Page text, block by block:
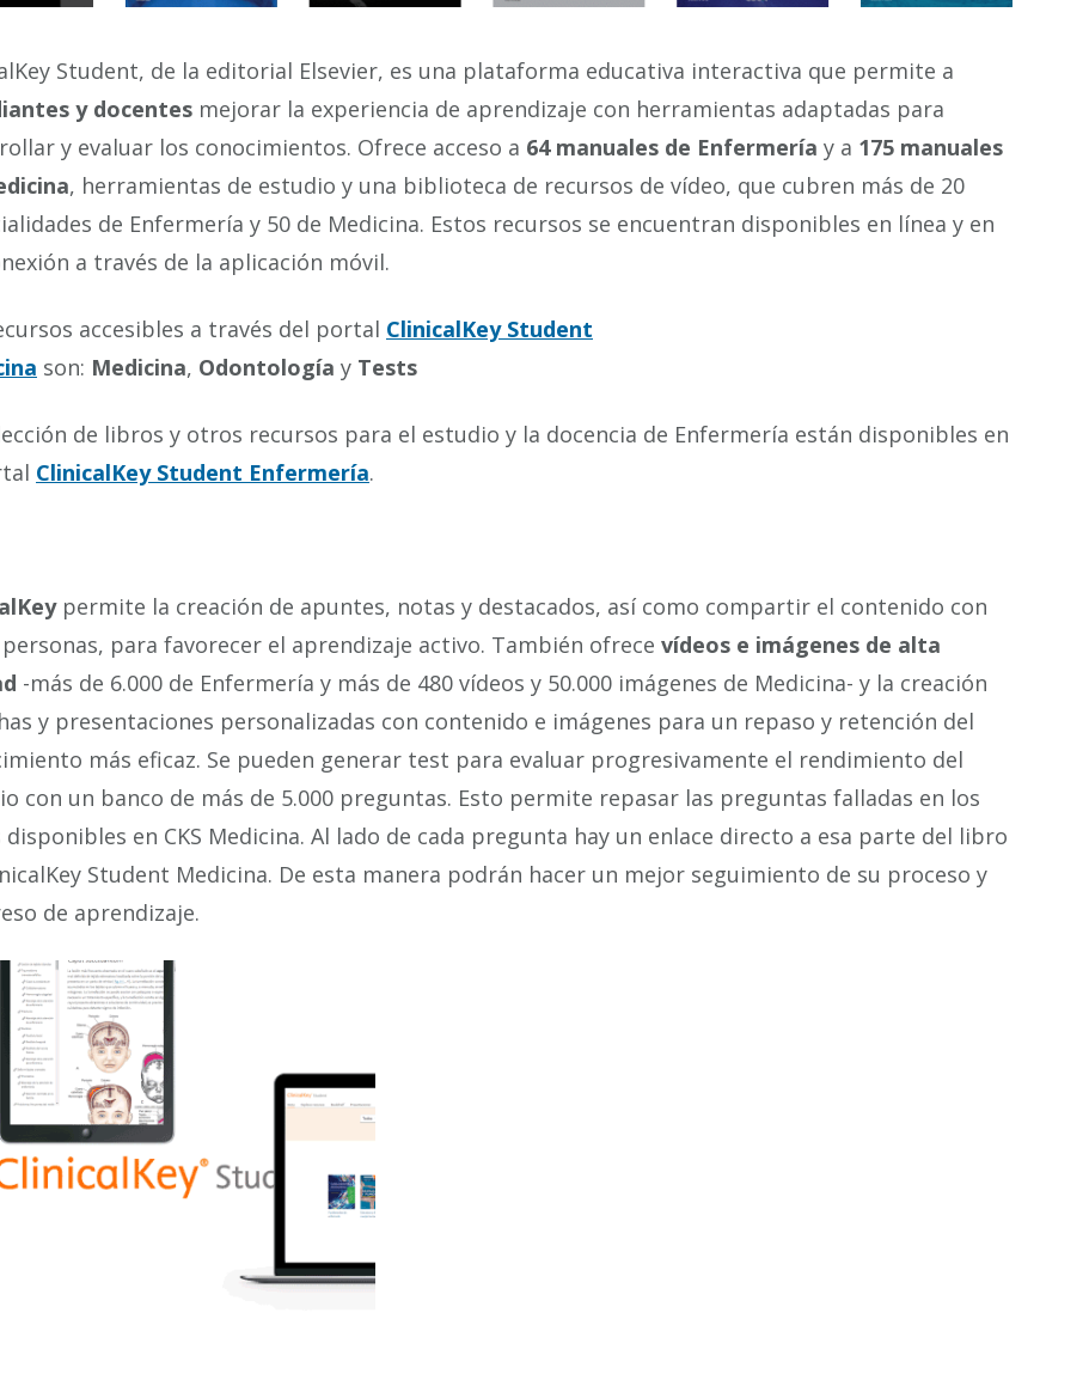
Student, de la editorial Elsevier, es una plataforma educativa interactiva que permite a
y docentes mejorar la experiencia de aprendizaje con herramientas adaptadas para
y evaluar los conocimientos. Ofrece acceso a 64 manuales de Enfermería y a 175 manuales
, herramientas de estudio y una biblioteca de recursos de vídeo, que cubren más de 20
de Enfermería y 50 de Medicina. Estos recursos se encuentran disponibles en línea y en
a través de la aplicación móvil.
accesibles a través del portal ClinicalKey Student
son: Medicina, Odontología y Tests
de libros y otros recursos para el estudio y la docencia de Enfermería están disponibles en
ClinicalKey Student Enfermería.
permite la creación de apuntes, notas y destacados, así como compartir el contenido con
para favorecer el aprendizaje activo. También ofrece vídeos e imágenes de alta
-más de 6.000 de Enfermería y más de 480 vídeos y 50.000 imágenes de Medicina- y la creación
y presentaciones personalizadas con contenido e imágenes para un repaso y retención del
más eficaz. Se pueden generar test para evaluar progresivamente el rendimiento del
con un banco de más de 5.000 preguntas. Esto permite repasar las preguntas falladas en los
en CKS Medicina. Al lado de cada pregunta hay un enlace directo a esa parte del libro
Student Medicina. De esta manera podrán hacer un mejor seguimiento de su proceso y
de aprendizaje.